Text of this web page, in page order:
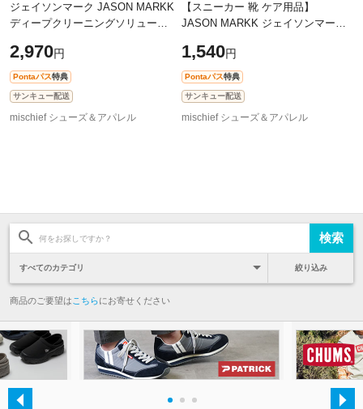
ジェイソンマーク JASON MARKK
ディープクリーニングソリューシ
CLEANING SOLUTION スニーカー
ケア用品 シ
2,970円
Pontaパス特典
サンキュー配送
mischief シューズ＆アパレル
【スニーカー 靴 ケア用品】
JASON MARKK ジェイソンマーク
ニングクロス PREMIUM
MICROFIBER TOWEL[2101
1,540円
Pontaパス特典
サンキュー配送
mischief シューズ＆アパレル
絞り込み
商品のご要望は こちらにお寄せください